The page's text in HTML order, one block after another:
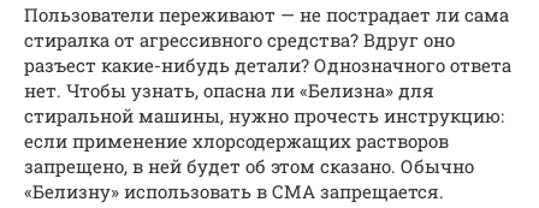
Пользователи переживают — не пострадает ли сама
стиралка от агрессивного средства? Вдруг оно
разъест какие-нибудь детали? Однозначного ответа
нет. Чтобы узнать, опасна ли «Белизна» для
стиральной машины, нужно прочесть инструкцию:
если применение хлорсодержащих растворов
запрещено, в ней будет об этом сказано. Обычно
«Белизну» использовать в СМА запрещается.